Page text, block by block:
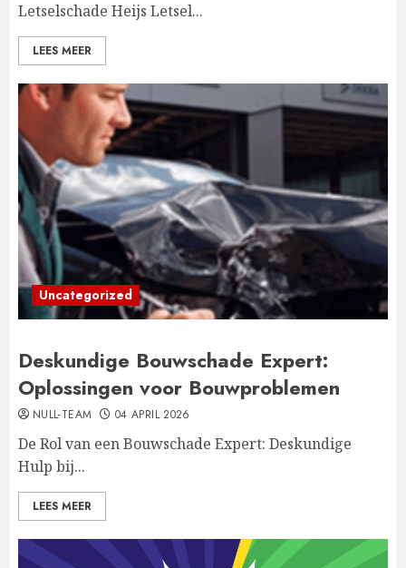
Letselschade Heijs Letsel...
LEES MEER
Uncategorized
Deskundige Bouwschade Expert:
Oplossingen voor Bouwproblemen
NULL-TEAM 04 APRIL 2026
De Rol van een Bouwschade Expert: Deskundige
Hulp bij...
LEES MEER